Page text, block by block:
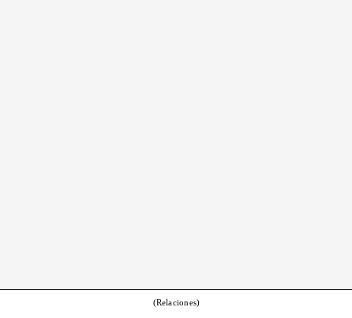
(Relaciones)